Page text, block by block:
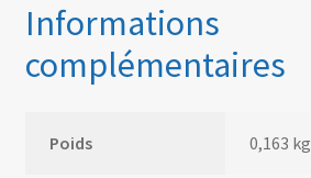
Informations
complémentaires
Poids 0,163 kg